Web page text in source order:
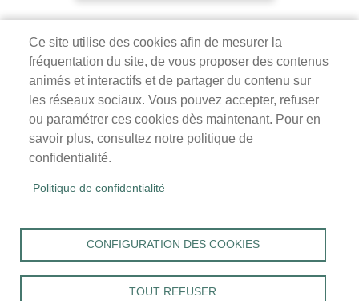
Ce site utilise des cookies afin de mesurer la
fréquentation du site, de vous proposer des contenus
animés et interactifs et de partager du contenu sur
les réseaux sociaux. Vous pouvez accepter, refuser
ou paramétrer ces cookies dès maintenant. Pour en
savoir plus, consultez notre politique de
confidentialité.
Politique de confidentialité
CONFIGURATION DES COOKIES
TOUT REFUSER
Mairie de Survilliers
3 rue de la Liberté
95470 Survilliers
Tél. 01 34 68 26 00
mercredi, samedi : 9h-12h
Menu
de
Accueil
Mentions légales
Accessibilité : Non conforme